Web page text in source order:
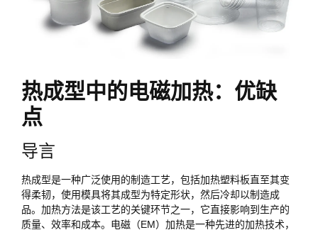
热成型中的电磁加热：优缺
点
导言
热成型是一种广泛使用的制造工艺，包括加热塑料板直至其变
得柔韧，使用模具将其成型为特定形状，然后冷却以制造成
品。加热方法是该工艺的关键环节之一，它直接影响到生产的
质量、效率和成本。电磁（EM）加热是一种先进的加热技术，